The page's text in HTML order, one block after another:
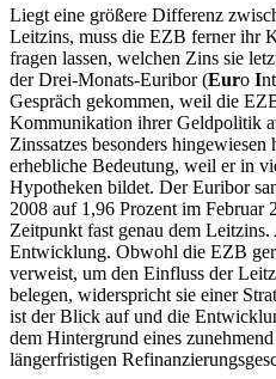
Liegt eine größere Differenz
Leitzins, muss die EZB ferner ihr
fragen lassen, welchen Zins sie
der Drei-Monats-Euribor (Euro I
Gespräch gekommen, weil die
Kommunikation ihrer Geldpolitik
Zinssatzes besonders hingewiesen
erhebliche Bedeutung, weil er in
Hypotheken bildet. Der Euribor
2008 auf 1,96 Prozent im Februar
Zeitpunkt fast genau dem Leitzins.
Entwicklung. Obwohl die EZB
verweist, um den Einfluss der
belegen, widerspricht sie einer
ist der Blick auf und die
dem Hintergrund eines
längerfristigen